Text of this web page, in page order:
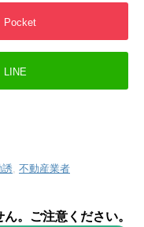
Pocket
LINE
, 不動産業者
。ご注意ください。